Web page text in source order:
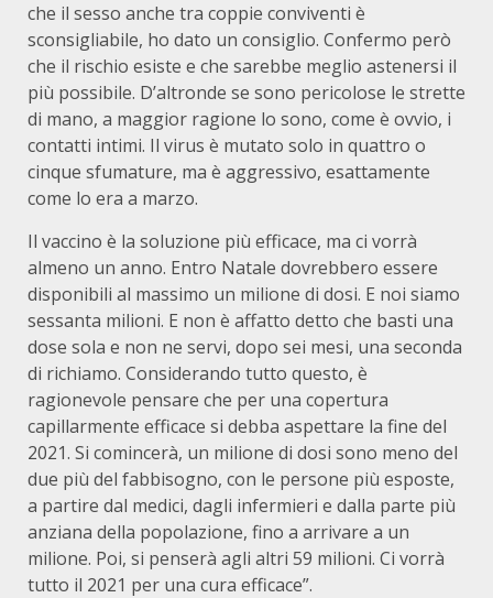
che il sesso anche tra coppie conviventi è
sconsigliabile, ho dato un consiglio. Confermo però
che il rischio esiste e che sarebbe meglio astenersi il
più possibile. D’altronde se sono pericolose le strette
di mano, a maggior ragione lo sono, come è ovvio, i
contatti intimi. Il virus è mutato solo in quattro o
cinque sfumature, ma è aggressivo, esattamente
come lo era a marzo.
Il vaccino è la soluzione più efficace, ma ci vorrà
almeno un anno. Entro Natale dovrebbero essere
disponibili al massimo un milione di dosi. E noi siamo
sessanta milioni. E non è affatto detto che basti una
dose sola e non ne servi, dopo sei mesi, una seconda
di richiamo. Considerando tutto questo, è
ragionevole pensare che per una copertura
capillarmente efficace si debba aspettare la fine del
2021. Si comincerà, un milione di dosi sono meno del
due più del fabbisogno, con le persone più esposte,
a partire dal medici, dagli infermieri e dalla parte più
anziana della popolazione, fino a arrivare a un
milione. Poi, si penserà agli altri 59 milioni. Ci vorrà
tutto il 2021 per una cura efficace”.